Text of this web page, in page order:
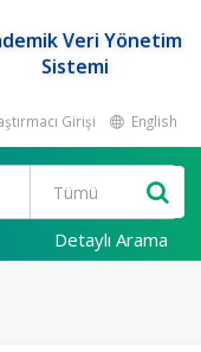
Veri Yönetim
Sistemi
Girişi English
Detaylı Arama